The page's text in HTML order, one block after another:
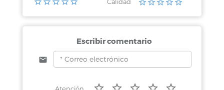
Calidad
Escribir comentario